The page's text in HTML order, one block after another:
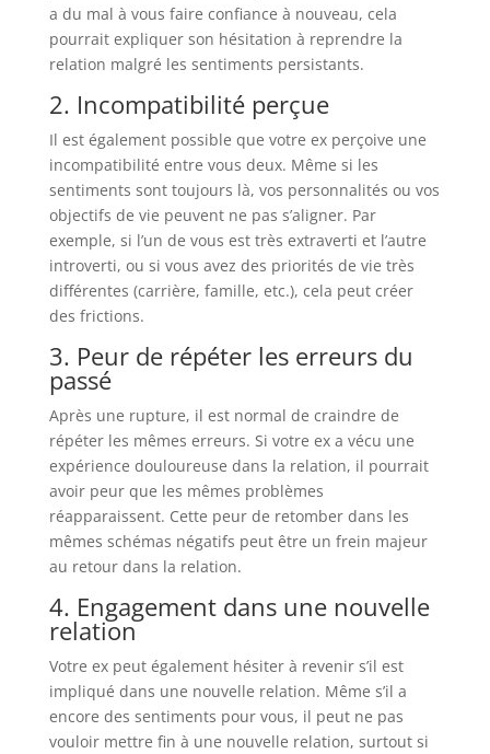
a du mal à vous faire confiance à nouveau, cela
pourrait expliquer son hésitation à reprendre la
relation malgré les sentiments persistants.
2. Incompatibilité perçue
Il est également possible que votre ex perçoive une
incompatibilité entre vous deux. Même si les
sentiments sont toujours là, vos personnalités ou vos
objectifs de vie peuvent ne pas s’aligner. Par
exemple, si l’un de vous est très extraverti et l’autre
introverti, ou si vous avez des priorités de vie très
différentes (carrière, famille, etc.), cela peut créer
des frictions.
3. Peur de répéter les erreurs du
passé
Après une rupture, il est normal de craindre de
répéter les mêmes erreurs. Si votre ex a vécu une
expérience douloureuse dans la relation, il pourrait
avoir peur que les mêmes problèmes
réapparaissent. Cette peur de retomber dans les
mêmes schémas négatifs peut être un frein majeur
au retour dans la relation.
4. Engagement dans une nouvelle
relation
Votre ex peut également hésiter à revenir s’il est
impliqué dans une nouvelle relation. Même s’il a
encore des sentiments pour vous, il peut ne pas
vouloir mettre fin à une nouvelle relation, surtout si